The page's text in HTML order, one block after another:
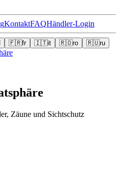
KontaktFAQHändler-Login
🇫🇷fr 🇮🇹it 🇷🇴ro 🇷🇺ru
Zäune und Sichtschutz